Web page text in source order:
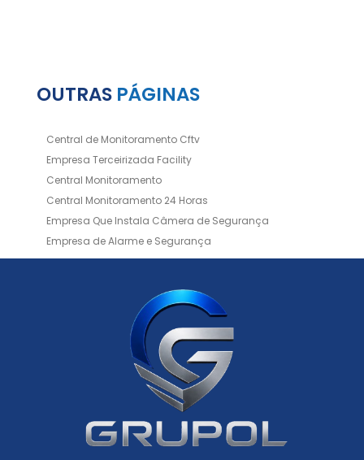
OUTRAS PÁGINAS
Central de Monitoramento Cftv
Empresa Terceirizada Facility
Central Monitoramento
Central Monitoramento 24 Horas
Empresa Que Instala Câmera de Segurança
Empresa de Alarme e Segurança
Empresa de Alarmes
Empresa de Facilities
Empresa de Instalação de Câmeras de Segurança
Empresa de Limpeza e Portaria
Empresas de Limpeza de Condomínios
Empresas de Monitoramento Cftv
Facility Terceirização
Instalação de Cftv
Instalação de Cercas Elétricas Residenciais
Monitoramento de Alarme 24 Horas
Portaria e Limpeza
Portaria Inteligente